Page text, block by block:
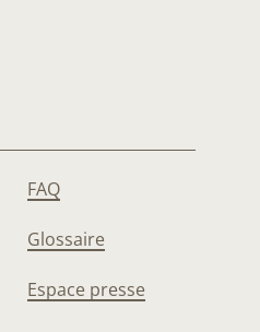
FAQ
Glossaire
Espace presse